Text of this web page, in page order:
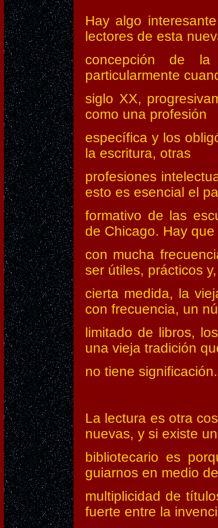
Hay algo
lectores de esta
concepción de
particularmente
siglo XX,
como una profesión
específica y los
la escritura, otras
profesiones
esto es esencial el
formativo de las
de Chicago. Hay
con mucha
ser útiles, prácticos
cierta medida, la
con frecuencia, un
limitado de libros,
una vieja tradición
no tiene significación.
La lectura es otra
nuevas, y si existe un
bibliotecario es
guiarnos en medio
multiplicidad de
fuerte entre la